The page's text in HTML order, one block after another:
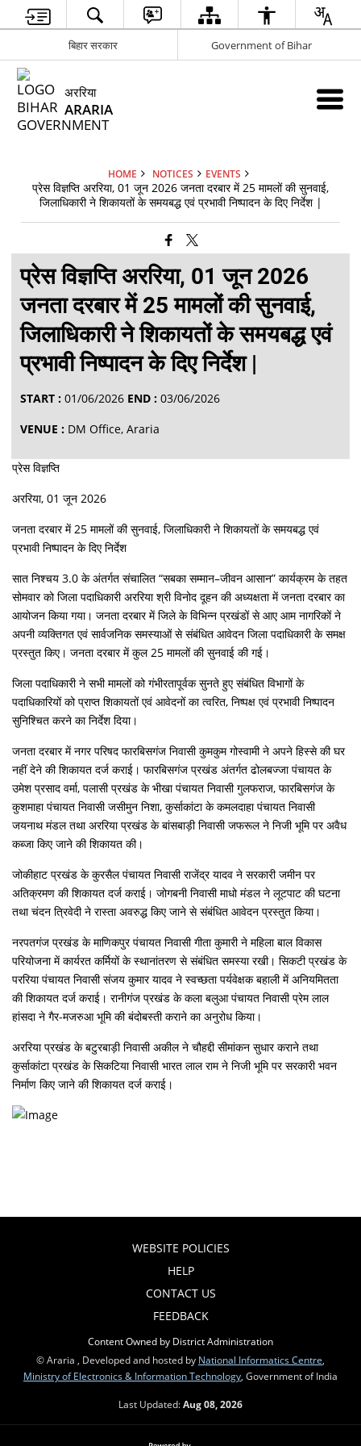
बिहार सरकार Government of Bihar
अररिया
ARARIA
HOME NOTICES EVENTS
प्रेस विज्ञप्ति अररिया, 01 जून 2026 जनता दरबार में 25 मामलों की सुनवाई,
जिलाधिकारी ने शिकायतों के समयबद्ध एवं प्रभावी निष्पादन के दिए निर्देश |
प्रेस विज्ञप्ति अररिया, 01 जून 2026
जनता दरबार में 25 मामलों की सुनवाई,
जिलाधिकारी ने शिकायतों के समयबद्ध एवं
प्रभावी निष्पादन के दिए निर्देश |
START : 01/06/2026 END : 03/06/2026
VENUE : DM Office, Araria
प्रेस विज्ञप्ति
अररिया, 01 जून 2026
जनता दरबार में 25 मामलों की सुनवाई, जिलाधिकारी ने शिकायतों के समयबद्ध एवं
प्रभावी निष्पादन के दिए निर्देश
सात निश्चय 3.0 के अंतर्गत संचालित “सबका सम्मान–जीवन आसान” कार्यक्रम के तहत
सोमवार को जिला पदाधिकारी अररिया श्री विनोद दूहन की अध्यक्षता में जनता दरबार का
आयोजन किया गया। जनता दरबार में जिले के विभिन्न प्रखंडों से आए आम नागरिकों ने
अपनी व्यक्तिगत एवं सार्वजनिक समस्याओं से संबंधित आवेदन जिला पदाधिकारी के समक्ष
प्रस्तुत किए। जनता दरबार में कुल 25 मामलों की सुनवाई की गई।
जिला पदाधिकारी ने सभी मामलों को गंभीरतापूर्वक सुनते हुए संबंधित विभागों के
पदाधिकारियों को प्राप्त शिकायतों एवं आवेदनों का त्वरित, निष्पक्ष एवं प्रभावी निष्पादन
सुनिश्चित करने का निर्देश दिया।
जनता दरबार में नगर परिषद फारबिसगंज निवासी कुमकुम गोस्वामी ने अपने हिस्से की घर
नहीं देने की शिकायत दर्ज कराई। फारबिसगंज प्रखंड अंतर्गत ढोलबज्जा पंचायत के
उमेश प्रसाद वर्मा, पलासी प्रखंड के भीखा पंचायत निवासी गुलफराज, फारबिसगंज के
कुशमाहा पंचायत निवासी जसीमुन निशा, कुर्साकांटा के कमलदाहा पंचायत निवासी
जयनाथ मंडल तथा अररिया प्रखंड के बांसबाड़ी निवासी जफरूल ने निजी भूमि पर अवैध
कब्जा किए जाने की शिकायत की।
जोकीहाट प्रखंड के कुरसैल पंचायत निवासी राजेंद्र यादव ने सरकारी जमीन पर
अतिक्रमण की शिकायत दर्ज कराई। जोगबनी निवासी माधो मंडल ने लूटपाट की घटना
तथा चंदन त्रिवेदी ने रास्ता अवरुद्ध किए जाने से संबंधित आवेदन प्रस्तुत किया।
नरपतगंज प्रखंड के माणिकपुर पंचायत निवासी गीता कुमारी ने महिला बाल विकास
परियोजना में कार्यरत कर्मियों के स्थानांतरण से संबंधित समस्या रखी। सिकटी प्रखंड के
पररिया पंचायत निवासी संजय कुमार यादव ने स्वच्छता पर्यवेक्षक बहाली में अनियमितता
की शिकायत दर्ज कराई। रानीगंज प्रखंड के कला बलुआ पंचायत निवासी प्रेम लाल
हांसदा ने गैर-मजरुआ भूमि की बंदोबस्ती कराने का अनुरोध किया।
अररिया प्रखंड के बटुरबाड़ी निवासी अकील ने चौहद्दी सीमांकन सुधार कराने तथा
कुर्साकांटा प्रखंड के सिकटिया निवासी भारत लाल राम ने निजी भूमि पर सरकारी भवन
निर्माण किए जाने की शिकायत दर्ज कराई।
WEBSITE POLICIES
HELP
CONTACT US
FEEDBACK
Content Owned by District Administration
© Araria , Developed and hosted by National Informatics Centre
Ministry of Electronics & Information Technology , Government of India
Last Updated:Aug 08, 2026